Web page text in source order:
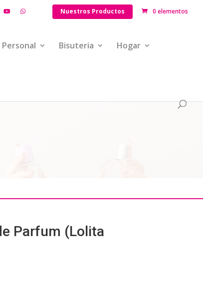
Nuestros Productos 0 elementos
Bisuteria Hogar
Parfum (Lolita